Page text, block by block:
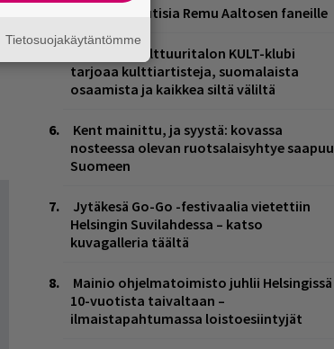
Mainioita uutisia Remu Aaltosen faneille
Helsingin Kulttuuritalon KULT-klubi
tarjoaa kulttiartisteja, suomalaista
osaamista ja kaikkea siltä väliltä
Kent mainittu, ja syystä: kovassa
nosteessa olevan ruotsalaisyhtye saapuu
Suomeen
Jytäkesä Go-Go -festivaalia vietettiin
Helsingin Suvilahdessa – katso
kuvagalleria täältä
Mainio ohjelmatoimisto juhlii Helsingissä
10-vuotista taivaltaan –
ilmaistapahtumassa loistoesiintyjät
Tietosuojakäytäntömme